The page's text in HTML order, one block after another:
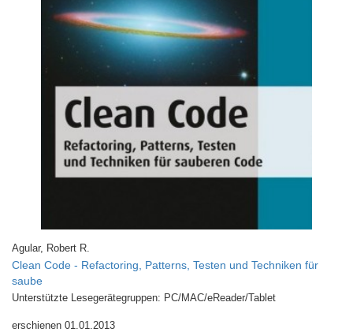
Agular, Robert R.
Clean Code - Refactoring, Patterns, Testen und Techniken für
saube
Unterstützte Lesegerätegruppen: PC/MAC/eReader/Tablet
erschienen 01.01.2013